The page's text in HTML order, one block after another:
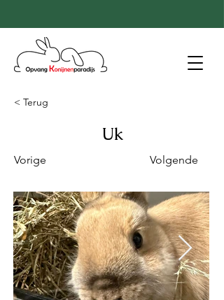
< Terug
Uk
Vorige Volgende